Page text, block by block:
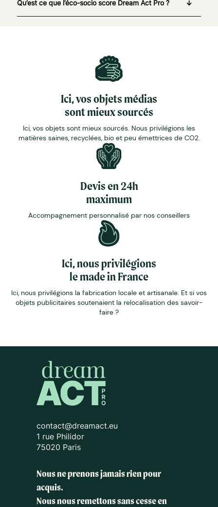
Qu’est ce que l’éco-socio score Dream Act Pro ?
Ici, vos objets médias
sont mieux sourcés
Ici, vos objets sont mieux sourcés. Nous privilégions les
matières saines, recyclées, bio et peu émettrices de CO2.
Devis en 24h
maximum
Accompagnement personnalisé par nos conseillers
Ici, nous privilégions
le made in France
Ici, nous privilégions la fabrication locale et artisanale. Et si vos
objets publicitaires soutenaient la relocalisation des savoir-
faire ?
contact@dreamact.eu
1 rue Philidor
75020 Paris
Nous ne prenons jamais rien pour
acquis.
Nous nous remettons sans cesse en